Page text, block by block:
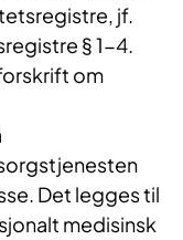
jf.
§ 1-4.
om
Det legges til
medisinsk